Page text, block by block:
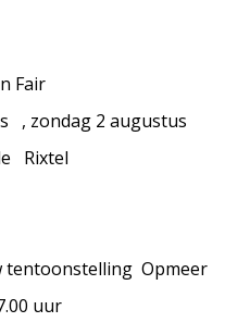
2 augustus
Opmeer